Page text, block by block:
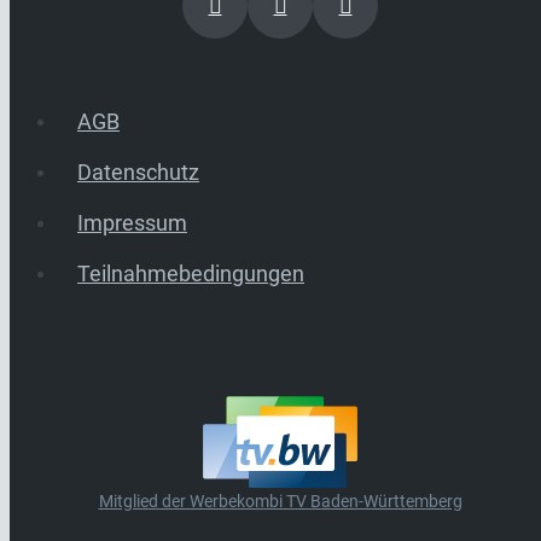
AGB
Datenschutz
Impressum
Teilnahmebedingungen
Mitglied der Werbekombi TV Baden-Württemberg